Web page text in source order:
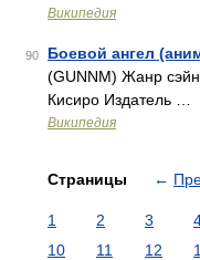
Википедия
90 Боевой ангел
(GUNNM) Жанр
Кисиро Издатель …
Википедия
Страницы ←
1 2 3
10
11 12